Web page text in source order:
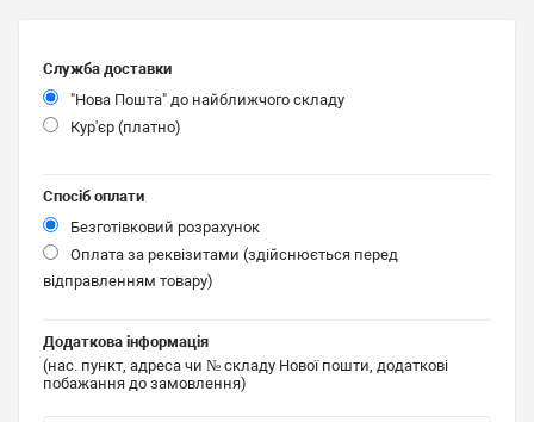
Служба доставки
"Нова Пошта" до найближчого складу
Кур'єр (платно)
Спосіб оплати
Безготівковий розрахунок
Оплата за реквізитами (здійснюється перед
відправленням товару)
Додаткова інформація
(нас. пункт, адреса чи № складу Нової пошти, додаткові
побажання до замовлення)